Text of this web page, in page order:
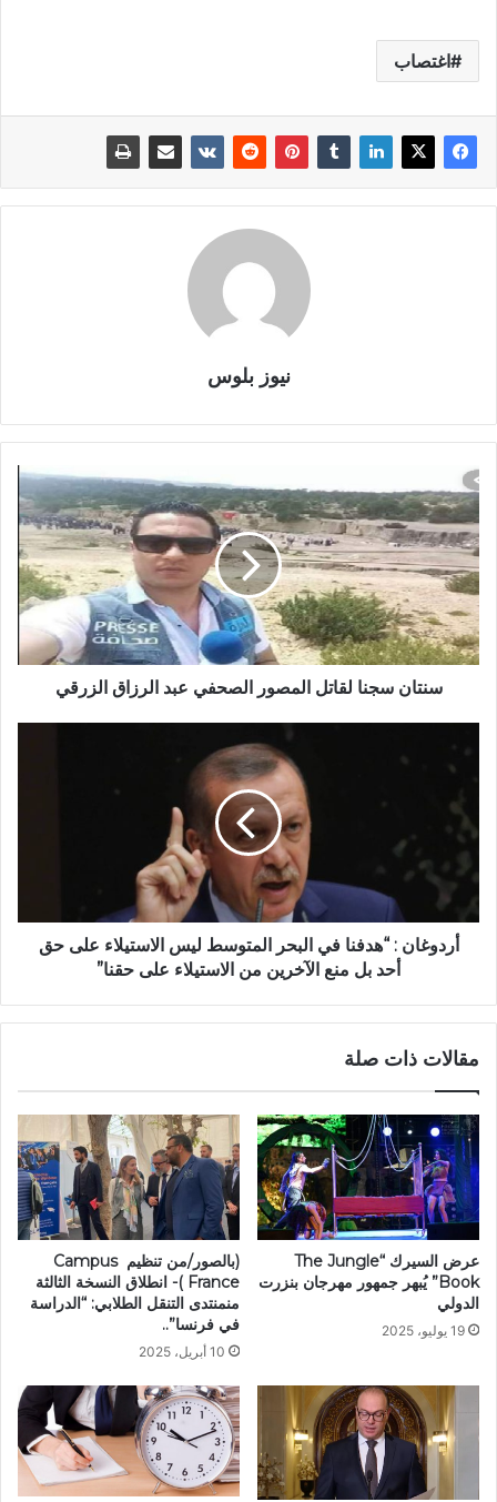
اغتصاب
نيوز بلوس
سنتان سجنا لقاتل المصور الصحفي عبد الرزاق الزرقي
أردوغان : “هدفنا في البحر المتوسط ليس الاستيلاء على حق
أحد بل منع الآخرين من الاستيلاء على حقنا”
مقالات ذات صلة
عرض السيرك “The Jungle
Book” يُبهر جمهور مهرجان بنزرت
الدولي
19 يوليو، 2025
(بالصور/من تنظيم Campus
France )- انطلاق النسخة الثالثة
منمنتدى التنقل الطلابي: “الدراسة
في فرنسا”..
10 أبريل، 2025